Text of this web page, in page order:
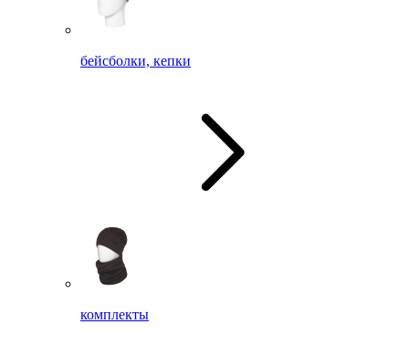
бейсболки, кепки
комплекты